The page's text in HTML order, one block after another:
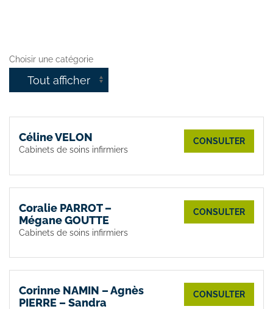
Choisir une catégorie
Céline VELON
Cabinets de soins infirmiers
CONSULTER
Coralie PARROT –
Mégane GOUTTE
Cabinets de soins infirmiers
CONSULTER
Corinne NAMIN – Agnès
PIERRE – Sandra
CONSULTER